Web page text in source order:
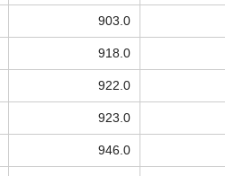
903.0
918.0
922.0
923.0
946.0